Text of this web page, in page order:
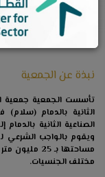
الرئيسية نبذة عنا
نبذة عن الجمعية
تأسست الجمعية جمعية
الصناعية الثانية
ويقوم بالواجب الشرعي
مختلف الجنسيات.